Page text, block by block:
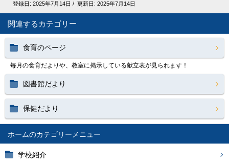
ホーム
学校紹介
登録日: 2025年7月14日 / 更新日: 2025年7月14日
関連するカテゴリー
食育のページ
毎月の食育だよりや、教室に掲示している献立表が見られます！
図書館だより
保健だより